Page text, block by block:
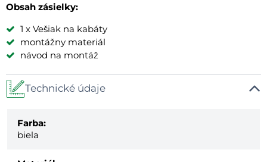
Obsah zásielky:
1 x Vešiak na kabáty
montážny materiál
návod na montáž
Technické údaje
Farba:
biela